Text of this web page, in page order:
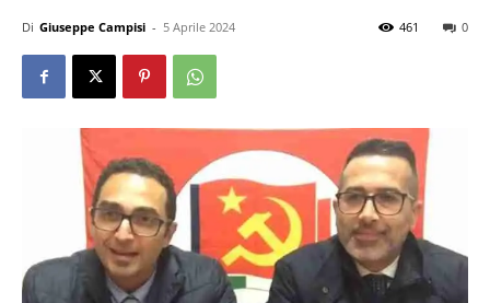
Di Giuseppe Campisi - 5 Aprile 2024 0
461